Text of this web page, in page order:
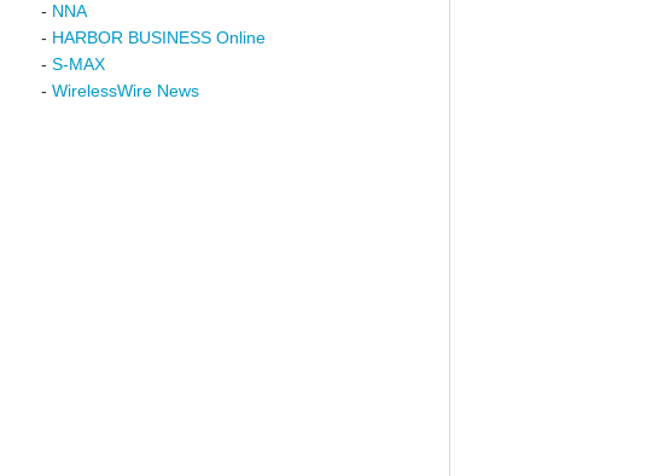
- NNA
- HARBOR BUSINESS Online
- S-MAX
- WirelessWire News